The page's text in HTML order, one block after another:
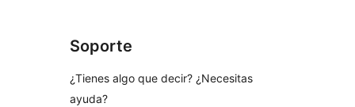
Soporte
¿Tienes algo que decir? ¿Necesitas
ayuda?